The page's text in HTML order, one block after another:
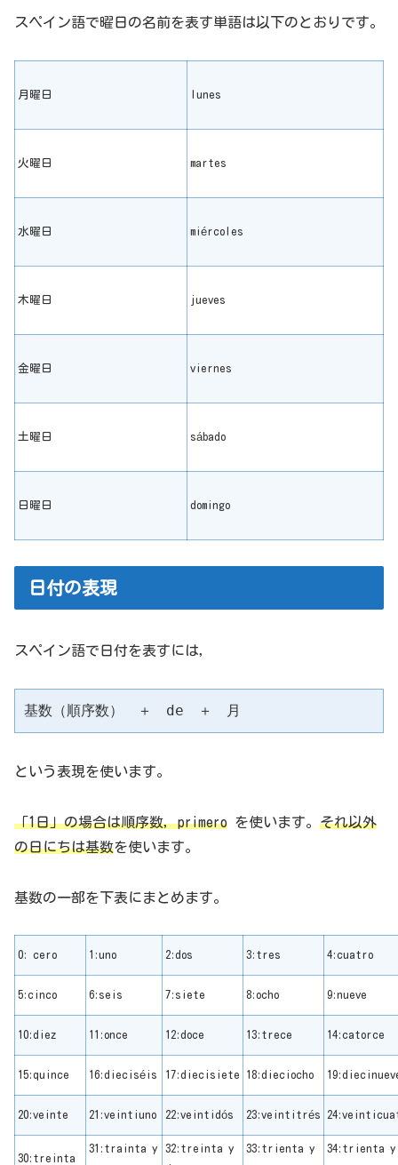
スペイン語で曜日の名前を表す単語は以下のとおりです。
月曜日 lunes
火曜日 martes
水曜日 miércoles
木曜日 jueves
金曜日 viernes
土曜日 sábado
日曜日 domingo
日付の表現
スペイン語で日付を表すには，
基数（順序数）　＋　de　＋　月
という表現を使います。
「1日」の場合は順序数，primero を使います。 それ以外
の日にちは基数を使います。
基数の一部を下表にまとめます。
0: cero 1:uno 2:dos 3:tres 4:cuatro
5:cinco 6:seis 7:siete 8:ocho 9:nueve
10:diez 11:once 12:doce 13:trece 14:catorce
15:quince 16:dieciséis 17:diecisiete 18:dieciocho
20:veinte 21:veintiuno 22:veintidós 23:veintitrés
30:treinta
31:trainta y
32:treinta y
33:trienta y
34:trienta y